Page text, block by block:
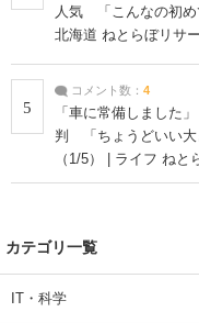
人気 「こんなの初め
北海道 ねとらぼリサ
5
コメント数： 4
「車に常備しました
判 「ちょうどいい大
（1/5） | ライフ ねと
カテゴリ一覧
IT・科学